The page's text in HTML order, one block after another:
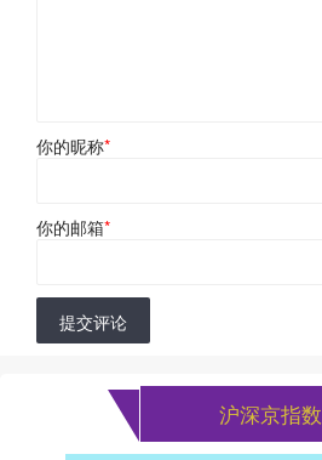
你的昵称*
你的邮箱*
提交评论
沪深京指数